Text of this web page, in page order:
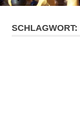
springen
SCHLAGWORT: